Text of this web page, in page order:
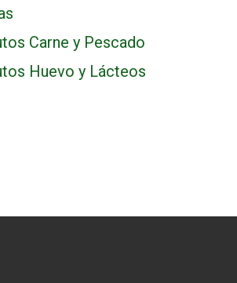
Carne y Pescado
Huevo y Lácteos